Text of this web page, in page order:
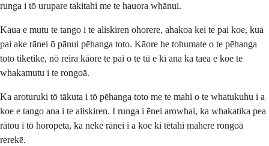
runga i tō urupare takitahi me te hauora whānui.
Kaua e mutu te tango i te aliskiren ohorere, ahakoa kei te pai koe, kua
pai ake rānei ō pānui pēhanga toto. Kāore he tohumate o te pēhanga
toto tiketike, nō reira kāore te pai o te tū e kī ana ka taea e koe te
whakamutu i te rongoā.
Ka aroturuki tō tākuta i tō pēhanga toto me te mahi o te whatukuhu i a
koe e tango ana i te aliskiren. I runga i ēnei arowhai, ka whakatika pea
rātou i tō horopeta, ka neke rānei i a koe ki tētahi mahere rongoā
rerekē.